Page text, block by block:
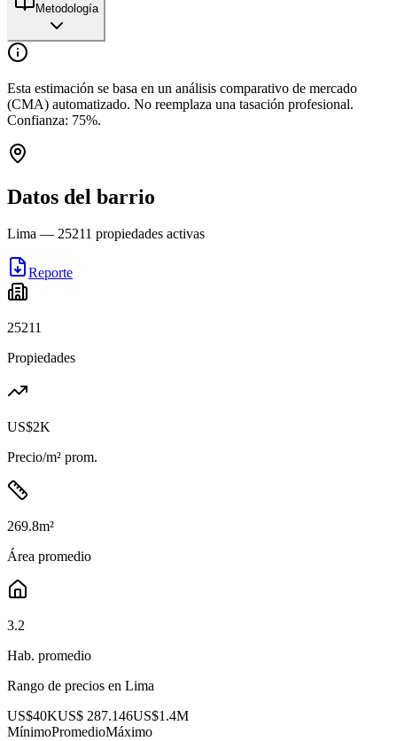
Metodología
Esta estimación se basa en un análisis comparativo de mercado
(CMA) automatizado. No reemplaza una tasación profesional.
Confianza: 75%.
Datos del barrio
Lima — 25211 propiedades activas
Reporte
25211
Propiedades
US$2K
Precio/m² prom.
269.8m²
Área promedio
3.2
Hab. promedio
Rango de precios en Lima
US$40KUS$ 287.146US$1.4M
MínimoPromedioMáximo